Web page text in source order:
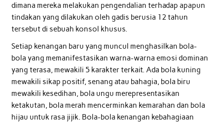
dimana mereka melakukan pengendalian terhadap apapun
tindakan yang dilakukan oleh gadis berusia 12 tahun
tersebut di sebuah konsol khusus.
Setiap kenangan baru yang muncul menghasilkan bola-
bola yang memanifestasikan warna-warna emosi dominan
yang terasa, mewakili 5 karakter terkait. Ada bola kuning
mewakili sikap positif, senang atau bahagia, bola biru
mewakili kesedihan, bola ungu merepresentasikan
ketakutan, bola merah mencerminkan kemarahan dan bola
hijau untuk rasa jijik. Bola-bola kenangan kebahagiaan